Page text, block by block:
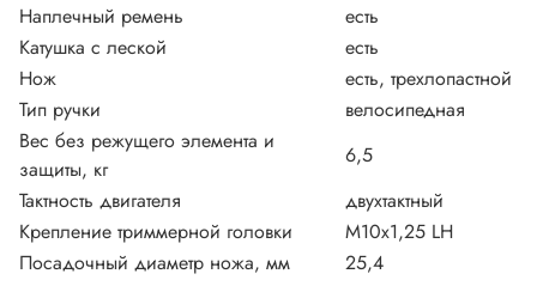
Наплечный ремень
есть
Катушка с леской
есть
Нож
есть, трехлопастной
Тип ручки
велосипедная
Вес без режущего элемента и
защиты, кг
6,5
Тактность двигателя
двухтактный
Крепление триммерной головки
M10x1,25 LH
Посадочный диаметр ножа, мм
25,4